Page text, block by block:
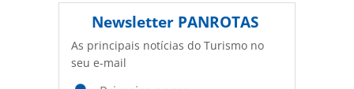
Newsletter PANROTAS
As principais notícias do Turismo no
seu e-mail